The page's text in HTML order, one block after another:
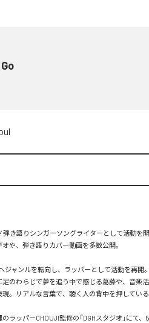
き語りシンガーソングライターとして活動を
や、弾き語りカバー動画を多数公開。
ジャンルを転向し、ラッパーとして活動を再開。
のわらじで夢を追う中で感じる葛藤や、音楽
。リアルな言葉で、聴く人の背中を押している
ラッパーCHOUJI監修の「DGHスタジオ」にて